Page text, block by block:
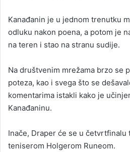
Kanađanin je u jednom trenutku
odluku nakon poena, a potom je
na teren i stao na stranu sudije.
Na društvenim mrežama brzo se
poteza, kao i svega što se
komentarima istakli kako je
Kanađaninu.
Inače, Draper će se u četvrtfinalu
teniserom Holgerom Runeom.